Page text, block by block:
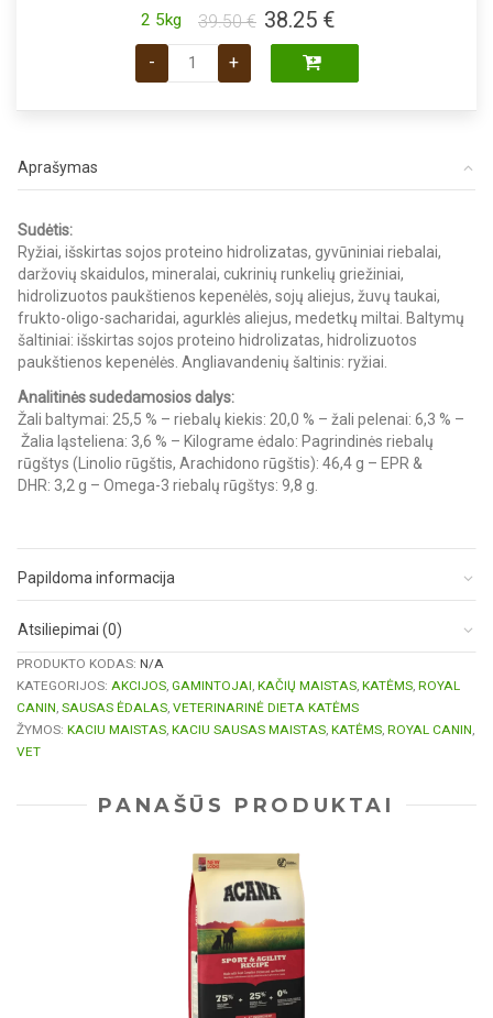
2 5kg 39.50€ Original
price
was:
39.50 €.
38.25 €
price
38.25 €.
-
produkto kiekis: Royal Canin VD
+
Aprašymas
Sudėtis:
Ryžiai, išskirtas sojos proteino hidrolizatas, gyvūniniai riebalai,
daržovių skaidulos, mineralai, cukrinių runkelių griežiniai,
hidrolizuotos paukštienos kepenėlės, sojų aliejus, žuvų taukai,
frukto-oligo-sacharidai, agurklės aliejus, medetkų miltai. Baltymų
šaltiniai: išskirtas sojos proteino hidrolizatas, hidrolizuotos
paukštienos kepenėlės. Angliavandenių šaltinis: ryžiai.
Analitinės sudedamosios dalys:
Žali baltymai: 25,5 % – riebalų kiekis: 20,0 % – žali pelenai: 6,3 % –
Žalia ląsteliena: 3,6 % – Kilograme ėdalo: Pagrindinės riebalų
rūgštys (Linolio rūgštis, Arachidono rūgštis): 46,4 g – EPR &
DHR: 3,2 g – Omega-3 riebalų rūgštys: 9,8 g.
Papildoma informacija
Atsiliepimai (0)
PRODUKTO KODAS: N/A
KATEGORIJOS: AKCIJOS, GAMINTOJAI, KAČIŲ MAISTAS, KATĖMS, ROYAL
CANIN, SAUSAS ĖDALAS, VETERINARINĖ DIETA KATĖMS
ŽYMOS: KACIU MAISTAS, KACIU SAUSAS MAISTAS, KATĖMS, ROYAL CANIN,
VET
PANAŠŪS PRODUKTAI